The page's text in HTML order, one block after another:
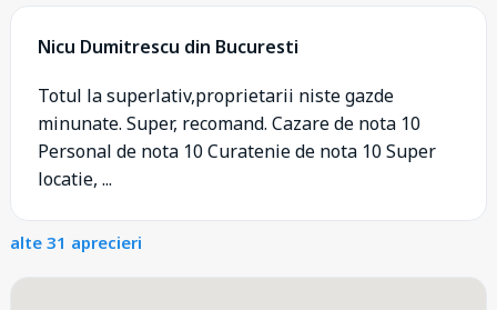
Nicu Dumitrescu din Bucuresti
Totul la superlativ,proprietarii niste gazde
minunate. Super, recomand. Cazare de nota 10
Personal de nota 10 Curatenie de nota 10 Super
locatie, ...
alte 31 aprecieri